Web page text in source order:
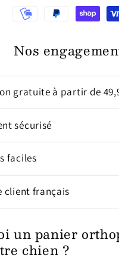
Nos
gratuite à partir de
sécurisé
faciles
client français
un panier
chien ?